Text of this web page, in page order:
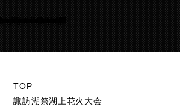
Warning/home/suwakohanabi/suwako-hanabi.com/public_html/test.suwako-hanabi.com/wp-content/themes/suwako-hanabi_2018/footer.php105
TOP
諏訪湖祭湖上花火大会